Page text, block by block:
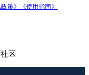
策》 《使用指南》
区